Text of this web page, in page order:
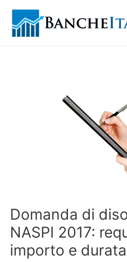
Domanda di
NASPI 2017:
importo e durata